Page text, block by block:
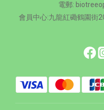
電郵:
會員中心:九龍紅磡鶴園街